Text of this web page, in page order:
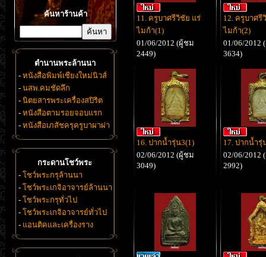
ค้นหาร้านค้า
ตำนานพระล้านนา
- หนังสือพิมพ์เชียงใหม่นิวส์
- นสพ.คมชัดลึก
- นิตยสารพระเครื่องสปิริต
- หนังสือตามรอยจอบแรก
- หนังสือเภสัชครุครูบาผาผ่า
กระดานโชว์พระ
- โชว์พระกรุล้านนา
- โชว์พระเกจิอาจารย์ล้านนา
- โชว์พระกรุทั่วไป
- โชว์พระเกจิอาจารย์ทั่วไป
- แอนติคและเครื่องราง
11. ครูบาศรีวิชัย แร่
ไมก้า(1)
01/06/2012 (ผู้ชม
2449)
12. ครูบาศรี
ไมก้า(2)
01/06/2012
3634)
16. ปากน้ำรุ่น3(1)
02/06/2012 (ผู้ชม
3049)
17. ปากน้ำรุ่
02/06/2012
2992)